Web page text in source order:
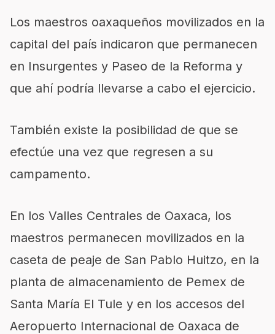
Los maestros oaxaqueños movilizados en la
capital del país indicaron que permanecen
en Insurgentes y Paseo de la Reforma y
que ahí podría llevarse a cabo el ejercicio.
También existe la posibilidad de que se
efectúe una vez que regresen a su
campamento.
En los Valles Centrales de Oaxaca, los
maestros permanecen movilizados en la
caseta de peaje de San Pablo Huitzo, en la
planta de almacenamiento de Pemex de
Santa María El Tule y en los accesos del
Aeropuerto Internacional de Oaxaca de